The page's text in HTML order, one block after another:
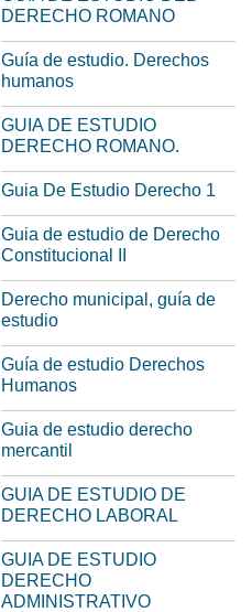
DERECHO ROMANO
Guía de estudio. Derechos
humanos
GUIA DE ESTUDIO
DERECHO ROMANO.
Guia De Estudio Derecho 1
Guia de estudio de Derecho
Constitucional II
Derecho municipal, guía de
estudio
Guía de estudio Derechos
Humanos
Guia de estudio derecho
mercantil
GUIA DE ESTUDIO DE
DERECHO LABORAL
GUIA DE ESTUDIO
DERECHO
ADMINISTRATIVO